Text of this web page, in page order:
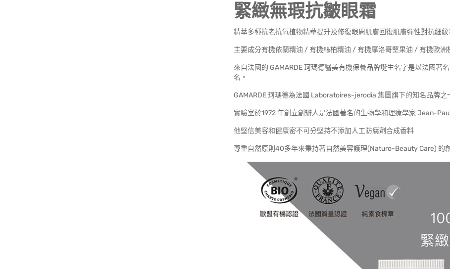
緊緻無瑕抗皺眼霜
精萃多種抗老抗氧植物精華提升及修復眼周肌膚回復肌膚彈性對抗細
主要成分有機依蘭精油 / 有機絲柏精油 / 有機摩洛哥堅果油 / 有機歐
來自法國的 GAMARDE 珂瑪德醫美有機保養品牌誕生名字是以法國
名。
GAMARDE 珂瑪德為法國 Laboratoires-jerodia 集團旗下的知名品牌之
實驗室於1972 年創立創辦人是法國著名的生物學和理療學家 Jean-
他堅信美容和健康密不可分堅持不添加人工防腐劑合成香料
尊重自然原則40多年來秉持著自然美容護理(Naturo-Beauty Care) 的